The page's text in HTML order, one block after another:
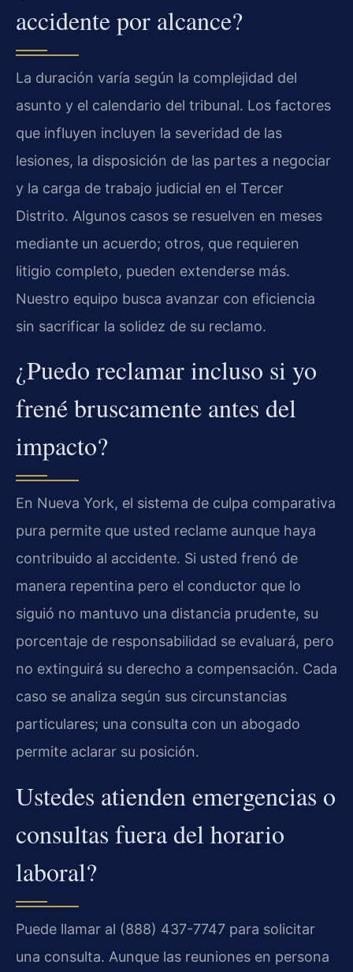
accidente por alcance?
La duración varía según la complejidad del
asunto y el calendario del tribunal. Los factores
que influyen incluyen la severidad de las
lesiones, la disposición de las partes a negociar
y la carga de trabajo judicial en el Tercer
Distrito. Algunos casos se resuelven en meses
mediante un acuerdo; otros, que requieren
litigio completo, pueden extenderse más.
Nuestro equipo busca avanzar con eficiencia
sin sacrificar la solidez de su reclamo.
¿Puedo reclamar incluso si yo
frené bruscamente antes del
impacto?
En Nueva York, el sistema de culpa comparativa
pura permite que usted reclame aunque haya
contribuido al accidente. Si usted frenó de
manera repentina pero el conductor que lo
siguió no mantuvo una distancia prudente, su
porcentaje de responsabilidad se evaluará, pero
no extinguirá su derecho a compensación. Cada
caso se analiza según sus circunstancias
particulares; una consulta con un abogado
permite aclarar su posición.
Ustedes atienden emergencias o
consultas fuera del horario
laboral?
Puede llamar al (888) 437-7747 para solicitar
una consulta. Aunque las reuniones en persona